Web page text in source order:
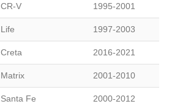
CR-V 1995-2001
Life 1997-2003
Creta 2016-2021
Matrix 2001-2010
Santa Fe 2000-2012